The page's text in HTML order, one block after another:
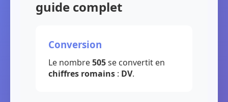
guide complet
Conversion
Le nombre505se convertit en
chiffres romains : DV.